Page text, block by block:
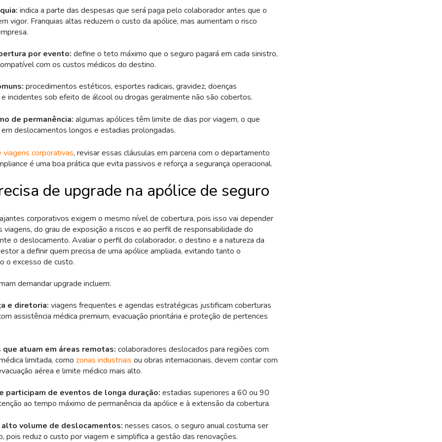
indica a parte das despesas que será paga pelo colaborador antes que o
vigor. Franquias altas reduzem o custo da apólice, mas aumentam o risco
por evento: define o teto máximo que o seguro pagará em cada sinistro,
com os custos médicos do destino.
procedimentos estéticos, esportes radicais, gravidez, doenças
incidentes sob efeito de álcool ou drogas geralmente não são cobertos.
de permanência: algumas apólices têm limite de dias por viagem, o que
deslocamentos longos e estadias prolongadas.
corporativas, revisar essas cláusulas em parceria com o departamento
é uma boa prática que evita passivos e reforça a segurança operacional.
de upgrade na apólice de seguro
corporativos exigem o mesmo nível de cobertura, pois isso vai depender
viagens, do grau de exposição a riscos e ao perfil de responsabilidade do
o deslocamento. Avaliar o perfil do colaborador, o destino e a natureza da
a definir quem precisa de uma apólice ampliada, evitando tanto o
o excesso de custo.
demandar upgrade incluem:
e diretoria: viagens frequentes e agendas estratégicas justificam coberturas
assistência médica premium, evacuação prioritária e proteção de pertences
atuam em áreas remotas: colaboradores deslocados para regiões com
limitada, como zonas industriais ou obras internacionais, devem contar com
aérea e limite médico mais alto.
participam de eventos de longa duração: estadias superiores a 60 ou 90
ao tempo máximo de permanência da apólice e à extensão da cobertura.
alto volume de deslocamentos: nesses casos, o seguro anual costuma ser
pois reduz o custo por viagem e simplifica a gestão das renovações.